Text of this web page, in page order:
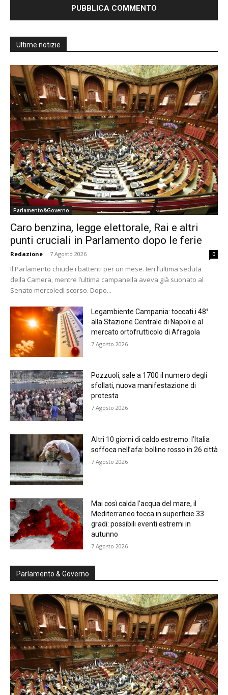
Ultime notizie
Parlamento&Governo
Caro benzina, legge elettorale, Rai e altri
punti cruciali in Parlamento dopo le ferie
Redazione - 7 Agosto 2026 0
Il Parlamento chiude i battenti per un mese. Ieri l’ultima seduta
della Camera, mentre l’ultima campanella aveva già suonato al
Senato mercoledì scorso. Dopo...
Legambiente Campania: toccati i 48°
alla Stazione Centrale di Napoli e al
mercato ortofrutticolo di Afragola
7 Agosto 2026
Pozzuoli, sale a 1700 il numero degli
sfollati, nuova manifestazione di
protesta
7 Agosto 2026
Altri 10 giorni di caldo estremo: l’Italia
soffoca nell’afa: bollino rosso in 26 città
7 Agosto 2026
Mai così calda l’acqua del mare, il
Mediterraneo tocca in superficie 33
gradi: possibili eventi estremi in
autunno
7 Agosto 2026
Parlamento & Governo